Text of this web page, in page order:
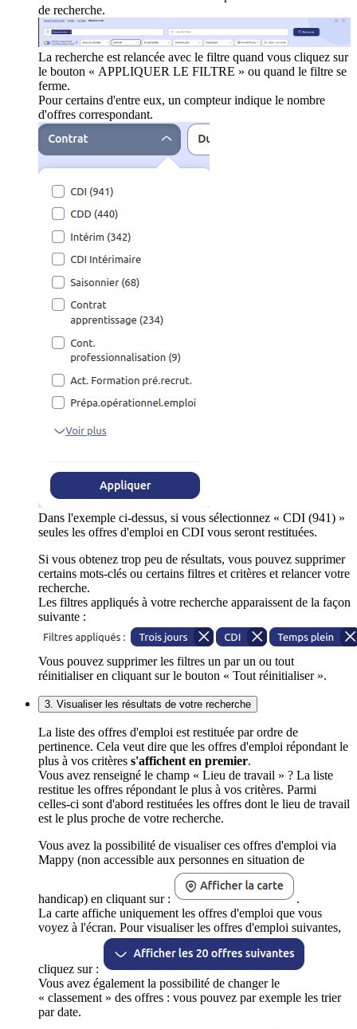
de recherche.
La recherche est relancée avec le filtre quand vous cliquez sur
le bouton « APPLIQUER LE FILTRE » ou quand le filtre se
ferme.
Pour certains d'entre eux, un compteur indique le nombre
d'offres correspondant.
Dans l'exemple ci-dessus, si vous sélectionnez « CDI (941) »
seules les offres d'emploi en CDI vous seront restituées.
Si vous obtenez trop peu de résultats, vous pouvez supprimer
certains mots-clés ou certains filtres et critères et relancer votre
recherche.
Les filtres appliqués à votre recherche apparaissent de la façon
suivante :
Vous pouvez supprimer les filtres un par un ou tout
réinitialiser en cliquant sur le bouton « Tout réinitialiser ».
3. Visualiser les résultats de votre recherche
La liste des offres d'emploi est restituée par ordre de
pertinence. Cela veut dire que les offres d'emploi répondant le
plus à vos critères s'affichent en premier.
Vous avez renseigné le champ « Lieu de travail » ? La liste
restitue les offres répondant le plus à vos critères. Parmi
celles-ci sont d'abord restituées les offres dont le lieu de travail
est le plus proche de votre recherche.
Vous avez la possibilité de visualiser ces offres d'emploi via
Mappy (non accessible aux personnes en situation de
handicap) en cliquant sur :
.
La carte affiche uniquement les offres d'emploi que vous
voyez à l'écran. Pour visualiser les offres d'emploi suivantes,
cliquez sur :
Vous avez également la possibilité de changer le
« classement » des offres : vous pouvez par exemple les trier
par date.